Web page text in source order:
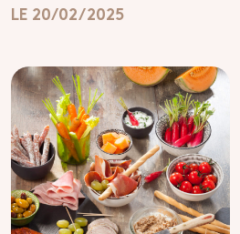
LE 20/02/2025